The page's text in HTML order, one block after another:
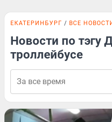
ЕКАТЕРИНБУРГ ВСЕ
Новости по тэгу
троллейбусе